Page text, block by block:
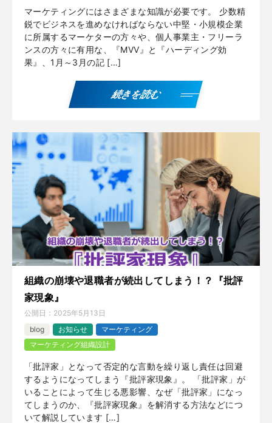
マーケティングにはさまざまな知識が必要です。 少数精
鋭でビジネスを進めなければならない中堅・小規模企業
に所属するマーケターの方々や、個人事業主・フリーラ
ンスの方々に有用な、『MVV』と『ハーディング効
果』、1月～3月の記 […]
続きを読む
組織の崩壊や退職者が続出してしまう！？『批評
家現象』
公開日： 2025年5月13日
blog
お知らせ
マーケティング
マーケティング組織設計
「批評家」となって否定的な言動を繰り返し責任は回避
するようになってしまう『批評家現象』。 「批評家」が
いることによって生じる悪影響、なぜ「批評家」になっ
てしまうのか、『批評家現象』を解消する方法などにつ
いて解説しています […]